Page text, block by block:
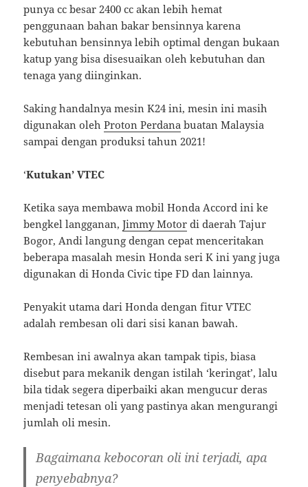
punya cc besar 2400 cc akan lebih hemat
penggunaan bahan bakar bensinnya karena
kebutuhan bensinnya lebih optimal dengan bukaan
katup yang bisa disesuaikan oleh kebutuhan dan
tenaga yang diinginkan.
Saking handalnya mesin K24 ini, mesin ini masih
digunakan olehProton Perdana buatan Malaysia
sampai dengan produksi tahun 2021!
‘Kutukan’ VTEC
Ketika saya membawa mobil Honda Accord ini ke
bengkel langganan,Jimmy Motor di daerah Tajur
Bogor, Andi langung dengan cepat menceritakan
beberapa masalah mesin Honda seri K ini yang juga
digunakan di Honda Civic tipe FD dan lainnya.
Penyakit utama dari Honda dengan fitur VTEC
adalah rembesan oli dari sisi kanan bawah.
Rembesan ini awalnya akan tampak tipis, biasa
disebut para mekanik dengan istilah ‘keringat’, lalu
bila tidak segera diperbaiki akan mengucur deras
menjadi tetesan oli yang pastinya akan mengurangi
jumlah oli mesin.
Bagaimana kebocoran oli ini terjadi, apa
penyebabnya?